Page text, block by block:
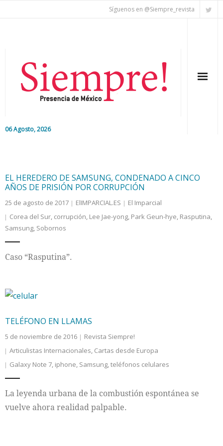
Síguenos en @Siempre_revista
06 Agosto, 2026
Colaboradores
EL HEREDERO DE SAMSUNG, CONDENADO A CINCO
AÑOS DE PRISIÓN POR CORRUPCIÓN
25 de agosto de 2017 ElIMPARCIAL.ES
El Imparcial
Corea del Sur, corrupción, Lee Jae-yong, Park Geun-hye, Rasputina,
Samsung, Sobornos
Caso “Rasputina”.
TELÉFONO EN LLAMAS
5 de noviembre de 2016
Revista Siempre!
Articulistas Internacionales, Cartas desde Europa
Galaxy Note 7, iphone, Samsung,teléfonos celulares
La leyenda urbana de la combustión espontánea se
vuelve ahora realidad palpable.